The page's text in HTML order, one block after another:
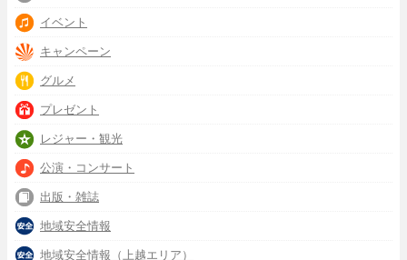
イベント
キャンペーン
グルメ
プレゼント
レジャー・観光
公演・コンサート
出版・雑誌
地域安全情報
地域安全情報（上越エリア）